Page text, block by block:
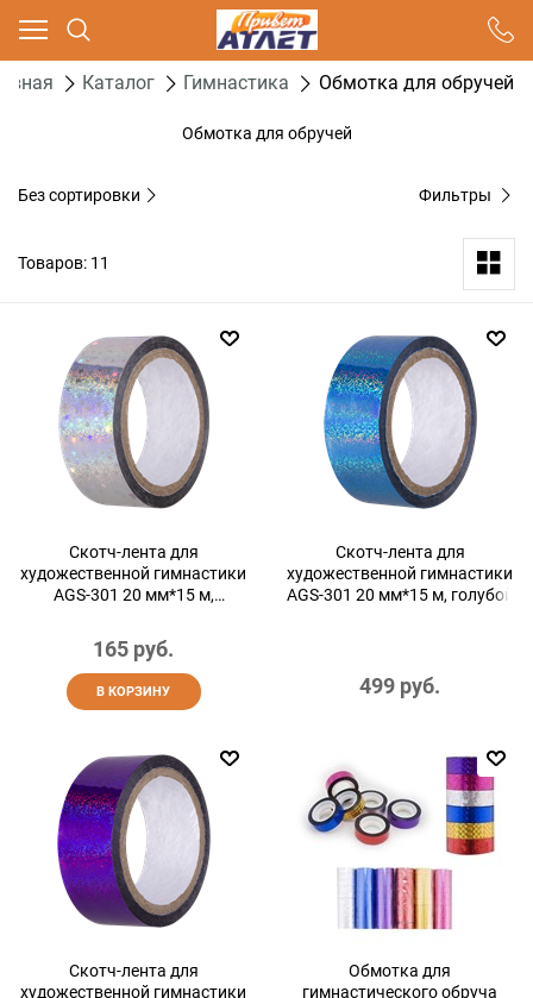
Каталог Гимнастика Обмотка для обручей
Обмотка для обручей
Без сортировки Фильтры
Товаров: 11
Скотч-лента для
художественной гимнастики
AGS-301 20 мм*15 м,
165 руб.
В КОРЗИНУ
Скотч-лента для
художественной гимнастики
AGS-301 20 мм*15 м, голубой
499 руб.
Скотч-лента для
художественной гимнастики
Обмотка для
гимнастического обруча
Ваш город - Москва,
угадали?
ДА НЕТ